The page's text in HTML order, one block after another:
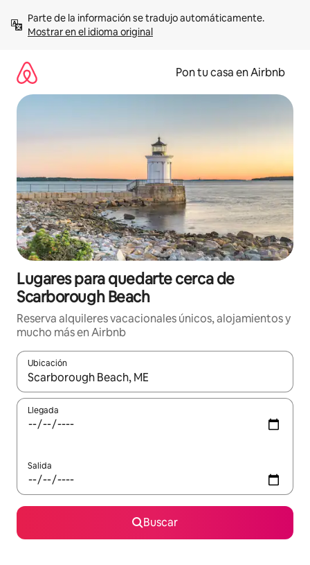
contenidoMostrar en el idioma original
Pon tu casa en Airbnb
Lugares para quedarte cerca de
Scarborough Beach
Reserva alquileres vacacionales únicos, alojamientos y
mucho más en Airbnb
Ubicación
Cuando los resultados estén disponibles, navega con las
Llegada
Salida
Buscar